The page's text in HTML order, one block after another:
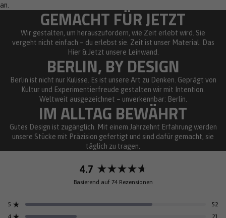
an.
GEMACHT FÜR JETZT
Wir gestalten, um herauszufordern, wie Zeit erlebt wird. Sie
vergeht nicht einfach – du erlebst sie. Zeit ist unser Material. Das
Hier & Jetzt unsere Leinwand.
BERLIN, BY DESIGN
Berlin ist nicht nur Kulisse. Es ist unsere Art zu Denken. Geprägt von
Kultur und Experimentierfreude gestalten wir mit Intention.
Weltweit ausgezeichnet – unverkennbar: Berlin.
IM ALLTAG BEWÄHRT
Gutes Design ist zugänglich. Mit einem Jahrzehnt Erfahrung werden
unsere Stücke mit Präzision gefertigt und sind dafür gemacht, sie
täglich zu tragen.
4.7
Mit
4.7
5
Basierend auf 74 Rezensionen
5 Mit von 5 Sternen bewertet 52
4 21